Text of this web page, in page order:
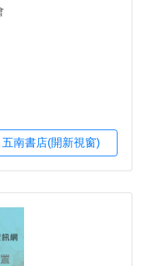
五南書店(開新視窗)